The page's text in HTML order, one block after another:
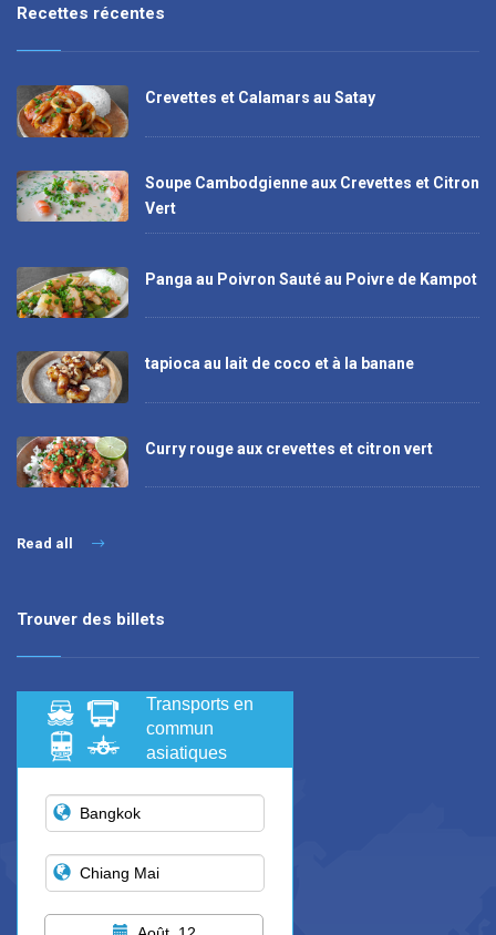
Recettes récentes
Crevettes et Calamars au Satay
Soupe Cambodgienne aux Crevettes et Citron
Vert
Panga au Poivron Sauté au Poivre de Kampot
tapioca au lait de coco et à la banane
Curry rouge aux crevettes et citron vert
Read all
Trouver des billets
Transports en
commun
asiatiques